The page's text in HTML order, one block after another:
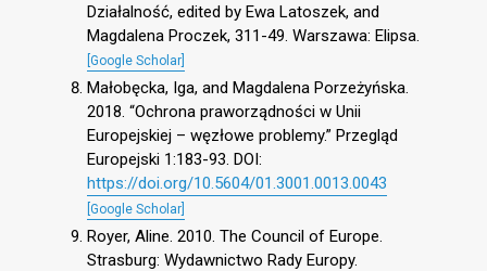
Działalność, edited by Ewa Latoszek, and
Magdalena Proczek, 311-49. Warszawa: Elipsa.
[Google Scholar]
Małobęcka, Iga, and Magdalena Porzeżyńska.
2018. “Ochrona praworządności w Unii
Europejskiej – węzłowe problemy.” Przegląd
Europejski 1:183-93. DOI:
https://doi.org/10.5604/01.3001.0013.0043
[Google Scholar]
Royer, Aline. 2010. The Council of Europe.
Strasburg: Wydawnictwo Rady Europy.